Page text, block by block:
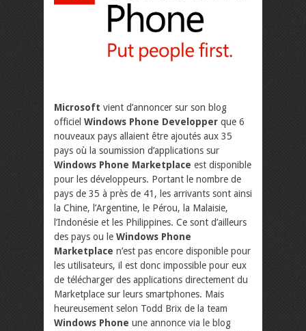
Microsoft vient d’annoncer sur son blog
officiel Windows Phone Developper que 6
nouveaux pays allaient être ajoutés aux 35
pays où la soumission d’applications sur
Windows Phone Marketplace est disponible
pour les développeurs. Portant le nombre de
pays de 35 à près de 41, les arrivants sont ainsi
la Chine, l’Argentine, le Pérou, la Malaisie,
l’Indonésie et les Philippines. Ce sont d’ailleurs
des pays ou le Windows Phone
Marketplace n’est pas encore disponible pour
les utilisateurs, il est donc impossible pour eux
de télécharger des applications directement du
Marketplace sur leurs smartphones. Mais
heureusement selon Todd Brix de la team
Windows Phone une annonce via le blog